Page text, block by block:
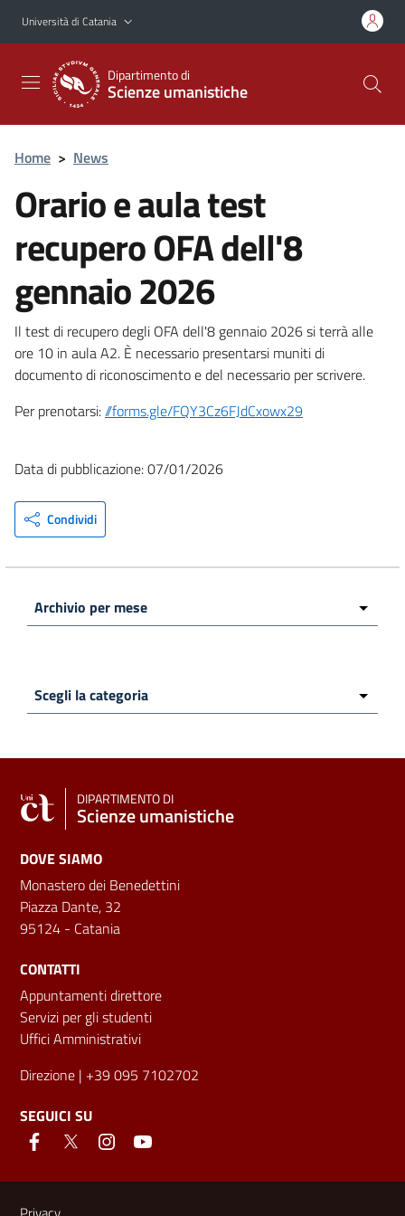
Vai al contenuto principale
Vai al menu di navigazione
Università di Catania
Dipartimento di
Scienze umanistiche
Home > News
Orario e aula test
recupero OFA dell'8
gennaio 2026
Il test di recupero degli OFA dell'8 gennaio 2026 si terrà alle
ore 10 in aula A2. È necessario presentarsi muniti di
documento di riconoscimento e del necessario per scrivere.
Per prenotarsi://forms.gle/FQY3Cz6FJdCxowx29
Data di pubblicazione: 07/01/2026
Condividi
DIPARTIMENTO DI
Scienze umanistiche
DOVE SIAMO
Monastero dei Benedettini
Piazza Dante, 32
95124 - Catania
CONTATTI
Appuntamenti direttore
Servizi per gli studenti
Uffici Amministrativi
Direzione | +39 095 7102702
SEGUICI SU
Link e informazioni utili